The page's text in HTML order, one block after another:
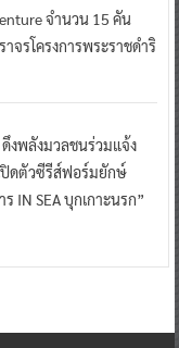
จำนวน 15 คัน
จรโครงการพระราชดำริ
งพลังมวลชนร่วมแจ้ง
ปิดตัวซีรีส์ฟอร์มยักษ์
IN SEA บุกเกาะนรก”